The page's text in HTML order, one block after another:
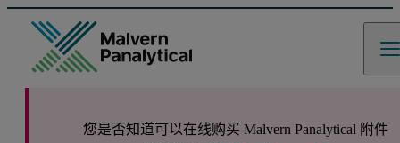
您是否知道可以在线购买 Malvern Panalytical 附件